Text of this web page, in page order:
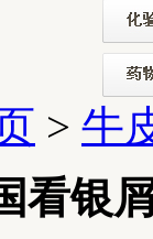
> 牛
看银